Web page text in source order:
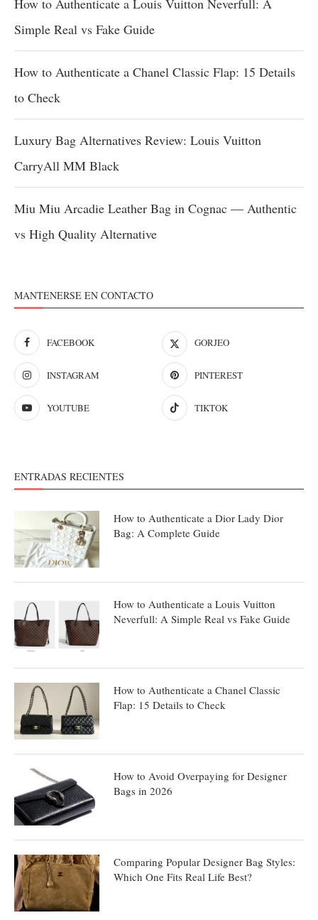
How to Authenticate a Louis Vuitton Neverfull: A
Simple Real vs Fake Guide
How to Authenticate a Chanel Classic Flap: 15 Details
to Check
Luxury Bag Alternatives Review: Louis Vuitton
CarryAll MM Black
Miu Miu Arcadie Leather Bag in Cognac — Authentic
vs High Quality Alternative
MANTENERSE EN CONTACTO
FACEBOOK GORJEO
INSTAGRAM PINTEREST
YOUTUBE TIKTOK
ENTRADAS RECIENTES
How to Authenticate a Dior Lady Dior
Bag: A Complete Guide
How to Authenticate a Louis Vuitton
Neverfull: A Simple Real vs Fake Guide
How to Authenticate a Chanel Classic
Flap: 15 Details to Check
How to Avoid Overpaying for Designer
Bags in 2026
Comparing Popular Designer Bag Styles:
Which One Fits Real Life Best?